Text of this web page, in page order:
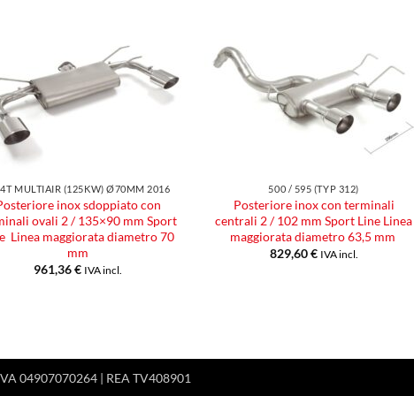
Aggiungi
alla lista
dei
desideri
MULTIAIR (125KW) Ø70MM 2016
inox sdoppiato con
ovali 2 / 135×90 mm Sport
Linea maggiorata diametro 70
mm
961,36€ IVA incl.
Aggiungi
alla lista
desideri
500 / 595 (TYP 312)
Posteriore inox con terminali
centrali 2 / 102 mm Sport Line Linea
maggiorata diametro 63,5 mm
829,60€ IVA incl.
04907070264 | REA TV408901